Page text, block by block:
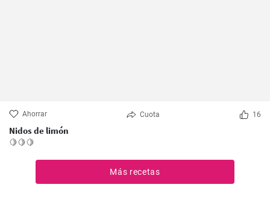
Ahorrar Cuota 16
Nidos de limón
🍋🍋🍋
Más recetas